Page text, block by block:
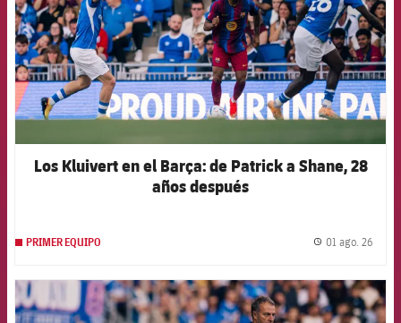
Los Kluivert en el Barça: de Patrick a Shane, 28
años después
PRIMER EQUIPO 01 ago. 26
FCB Barcelona badge